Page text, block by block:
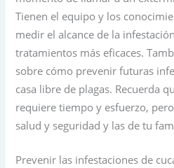
Tienen el equipo y los
medir el alcance de la
tratamientos más eficaces.
sobre cómo prevenir futuras
casa libre de plagas. Recuerda
requiere tiempo y esfuerzo,
salud y seguridad y las de tu
Prevenir las infestaciones de